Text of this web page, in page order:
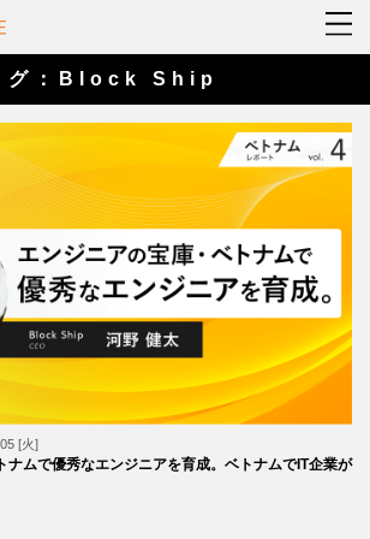
グ：Block Ship
[火]
ナムで優秀なエンジニアを育成。ベトナムでIT企業が